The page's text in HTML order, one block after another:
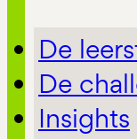
De
De
Insights